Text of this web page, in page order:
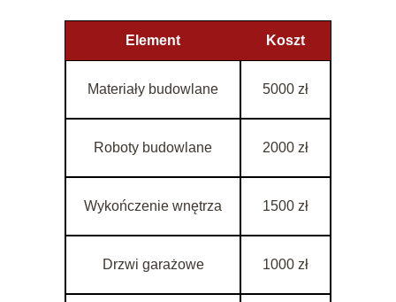
Element Koszt
Materiały budowlane 5000 zł
Roboty budowlane 2000 zł
Wykończenie wnętrza 1500 zł
Drzwi garażowe 1000 zł